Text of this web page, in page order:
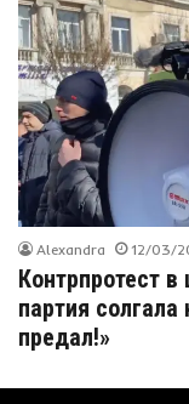
Alexandra 12/03/
Контрпротест
партия солгала
предал!»